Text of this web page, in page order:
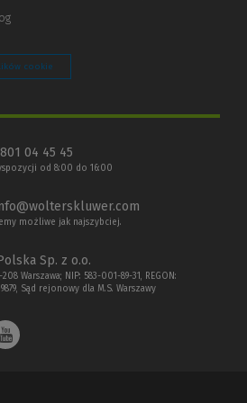
cookie
04 45 45
od 8:00 do 16:00
możliwe jak najszybciej.
Sp. z o.o.
Warszawa; NIP: 583-001-89-31, REGON:
Sąd rejonowy dla M.S. Warszawy